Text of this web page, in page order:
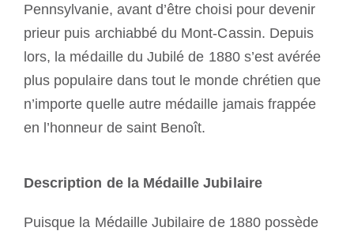
Pennsylvanie, avant d’être choisi pour devenir
prieur puis archiabbé du Mont-Cassin. Depuis
lors, la médaille du Jubilé de 1880 s’est avérée
plus populaire dans tout le monde chrétien que
n’importe quelle autre médaille jamais frappée
en l’honneur de saint Benoît.
Description de la Médaille Jubilaire
Puisque la Médaille Jubilaire de 1880 possède